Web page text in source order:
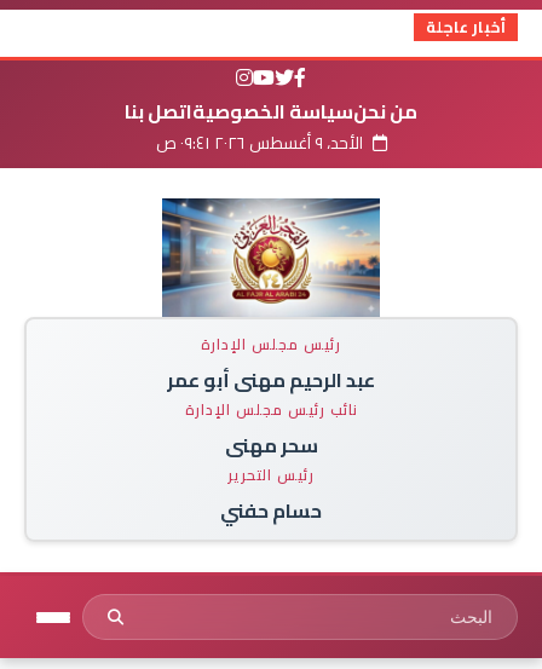
أخبار عاجلة
من نحنسياسة الخصوصيةاتصل بنا
الأحد، ٩ أغسطس ٢٠٢٦ ٠٩:٤١ ص
رئيس مجلس الإدارة
عبد الرحيم مهنى أبو عمر
نائب رئيس مجلس الإدارة
سحر مهنى
رئيس التحرير
حسام حفني